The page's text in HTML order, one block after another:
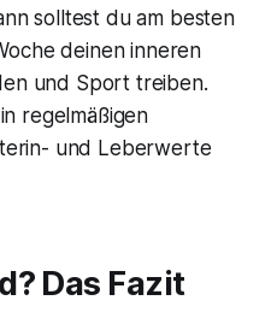
solltest du am besten
deinen inneren
und Sport treiben.
regelmäßigen
und Leberwerte
Das Fazit